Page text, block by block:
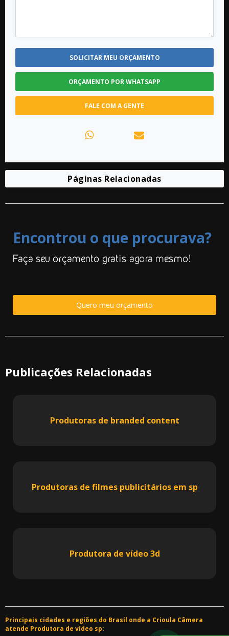
SOLICITAR MEU ORÇAMENTO
ORÇAMENTO POR WHATSAPP
FALE COM A GENTE
Páginas Relacionadas
Encontrou o que procurava?
Faça seu orçamento gratis agora mesmo!
Quero meu orçamento
Publicações Relacionadas
Produtoras de branded content
Produtoras de filmes publicitários em sp
Produtora de vídeo 3d
Principais cidades e regiões do Brasil onde a Crioula Câmera
atende Produtora de vídeo sp: